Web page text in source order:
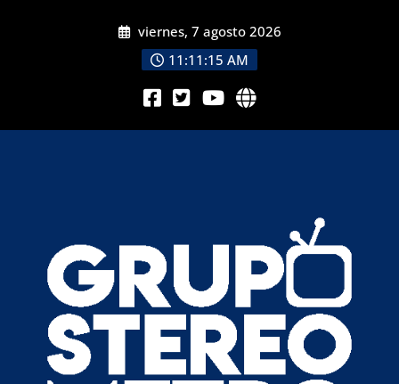
viernes, 7 agosto 2026
11:11:16 AM